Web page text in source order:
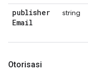
publisher
Email
string
Otorisasi